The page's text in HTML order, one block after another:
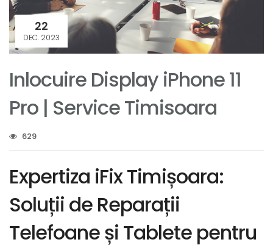
22
DEC. 2023
Inlocuire Display iPhone 11
Pro | Service Timisoara
629
Expertiza iFix Timișoara:
Soluții de Reparații
Telefoane și Tablete pentru